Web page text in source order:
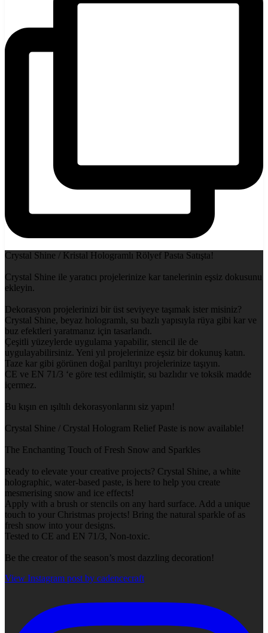
Crystal Shine / Kristal Hologramlı Rölyef Pasta Satışta!
Crystal Shine ile yaratıcı projelerinize kar tanelerinin eşsiz dokusunu
ekleyin.
Dekorasyon projelerinizi bir üst seviyeye taşımak ister misiniz?
Crystal Shine, beyaz hologramlı, su bazlı yapısıyla rüya gibi kar ve
buz efektleri yaratmanız için tasarlandı.
Çeşitli yüzeylerde uygulama yapabilir, stencil ile de
uygulayabilirsiniz. Yeni yıl projelerinize eşsiz bir dokunuş katın.
Taze kar gibi görünen doğal parıltıyı projelerinize taşıyın.
CE ve EN 71/3 ‘e göre test edilmiştir, su bazlıdır ve toksik madde
içermez.
Bu kışın en ışıltılı dekorasyonlarını siz yapın!
Crystal Shine / Crystal Hologram Relief Paste is now available!
The Enchanting Touch of Fresh Snow and Sparkles
Ready to elevate your creative projects? Crystal Shine, a white
holographic, water-based paste, is here to help you create
mesmerising snow and ice effects!
Apply with a brush or stencils on any hard surface. Add a unique
touch to your Christmas projects! Bring the natural sparkle of as
fresh snow into your designs.
Tested to CE and EN 71/3, Non-toxic.
Be the creator of the season’s most dazzling decoration!
View Instagram post by cadencecraft